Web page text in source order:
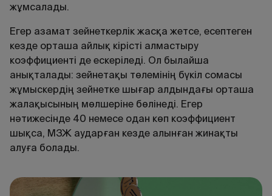
жұмсалады.
Егер азамат зейнеткерлік жасқа жетсе, есептеген
кезде орташа айлық кірісті алмастыру
коэффициенті де ескеріледі. Ол былайша
анықталады: зейнетақы төлемінің бүкіл сомасы
жұмыскердің зейнетке шығар алдындағы орташа
жалақысының мөлшеріне бөлінеді. Егер
нәтижесінде 40 немесе одан көп коэффициент
шықса, МЗЖ аударған кезде алынған жинақты
алуға болады.